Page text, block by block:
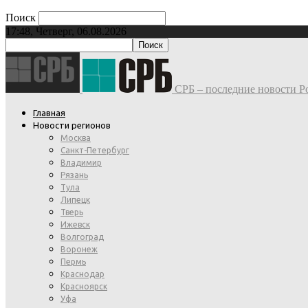
Поиск
17:48, Четверг, 06.08.2026
СРБ – последние новости
Главная
Новости регионов
Москва
Санкт-Петербург
Владимир
Рязань
Тула
Липецк
Тверь
Ижевск
Волгоград
Воронеж
Пермь
Краснодар
Красноярск
Уфа